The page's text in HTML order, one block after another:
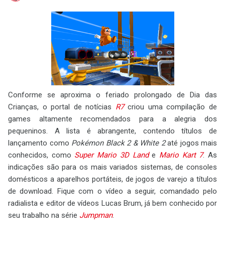
Conforme se aproxima o feriado prolongado de Dia das
Crianças, o portal de notícias R7criou uma compilação de
games altamente recomendados para a alegria dos
pequeninos. A lista é abrangente, contendo títulos de
lançamento como Pokémon Black 2 & White 2até jogos mais
conhecidos, como Super Mario 3D Lande Mario Kart 7. As
indicações são para os mais variados sistemas, de consoles
domésticos a aparelhos portáteis, de jogos de varejo a títulos
de download. Fique com o vídeo a seguir, comandado pelo
radialista e editor de vídeos Lucas Brum, já bem conhecido por
seu trabalho na série Jumpman.